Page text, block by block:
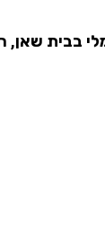
שאן,